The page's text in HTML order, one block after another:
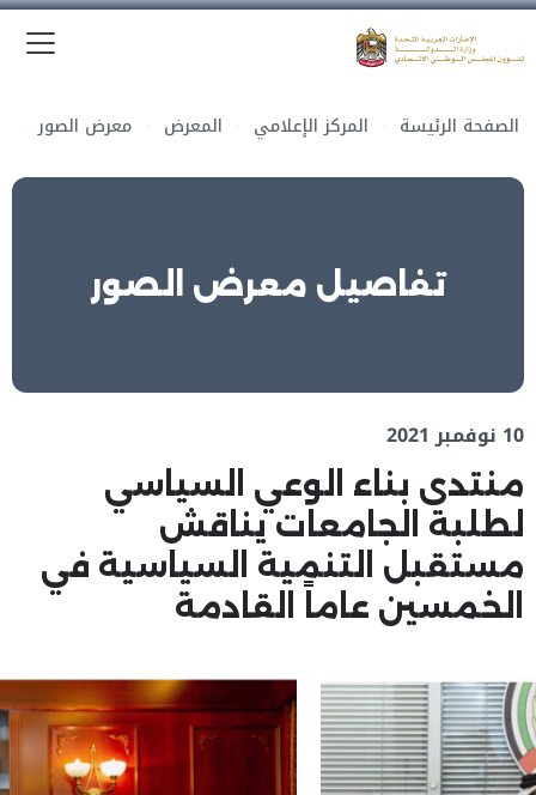
الصفحة الرئيسة المركز الإعلامي المعرض معرض الصور
تفاصيل معرض الصور
10 نوفمبر 2021
منتدى بناء الوعي السياسي
لطلبة الجامعات يناقش
مستقبل التنمية السياسية في
الخمسين عاماً القادمة